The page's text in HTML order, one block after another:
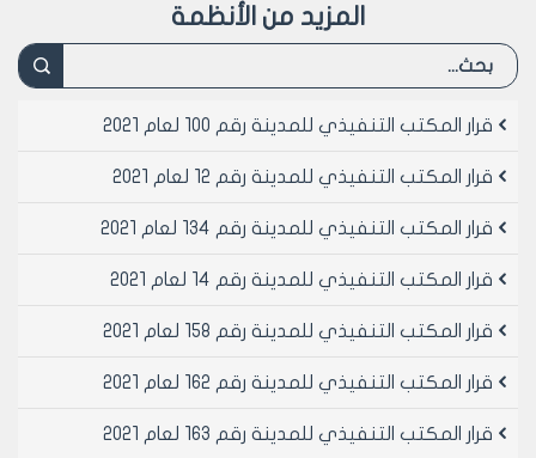
حلب
المهندس محمد أيمن حلاق
المزيد من الأنظمة
قرار المكتب التنفيذي للمدينة رقم 100 لعام 2021
قرار المكتب التنفيذي للمدينة رقم 12 لعام 2021
قرار المكتب التنفيذي للمدينة رقم 134 لعام 2021
قرار المكتب التنفيذي للمدينة رقم 14 لعام 2021
قرار المكتب التنفيذي للمدينة رقم 158 لعام 2021
قرار المكتب التنفيذي للمدينة رقم 162 لعام 2021
قرار المكتب التنفيذي للمدينة رقم 163 لعام 2021